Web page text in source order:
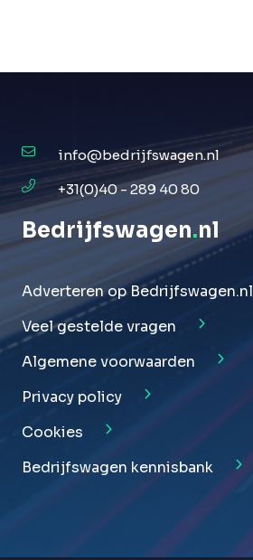
info@bedrijfswagen.nl
+31(0)40 - 289 40 80
Bedrijfswagen.nl
Adverteren op Bedrijfswagen.nl
Veel gestelde vragen
Algemene voorwaarden
Privacy policy
Cookies
Bedrijfswagen kennisbank